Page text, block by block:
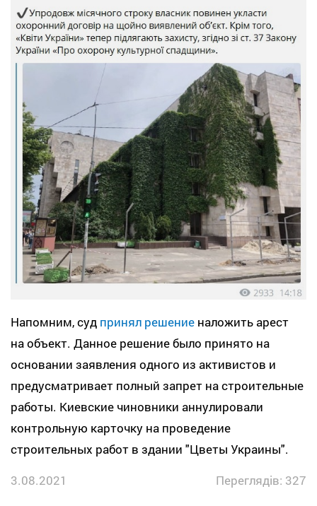
Напомним, суд принял решение наложить арест
на объект. Данное решение было принято на
основании заявления одного из активистов и
предусматривает полный запрет на строительные
работы. Киевские чиновники аннулировали
контрольную карточку на проведение
строительных работ в здании "Цветы Украины".
3.08.2021
Переглядів: 327